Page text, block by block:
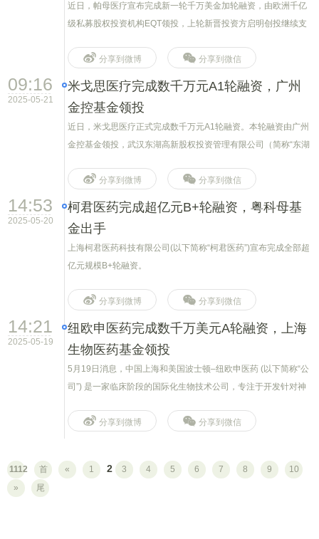
近日，帕母医疗宣布完成新一轮千万美金加轮融资，由欧洲千亿
级私募股权投资机构EQT领投，上轮新晋投资方启明创投继续支
分享到微博
分享到微信
米戈思医疗完成数千万元A1轮融资，广州
金控基金领投
近日，米戈思医疗正式完成数千万元A1轮融资。本轮融资由广州
金控基金领投，武汉东湖高新股权投资管理有限公司（简称“东湖
分享到微博
分享到微信
09:16
2025-05-21
柯君医药完成超亿元B+轮融资，粤科母基
金出手
上海柯君医药科技有限公司(以下简称“柯君医药”)宣布完成全部超
亿元规模B+轮融资。
分享到微博 分享到微信
14:53
2025-05-20
纽欧申医药完成数千万美元A轮融资，上海
生物医药基金领投
5月19日消息，中国上海和美国波士顿–纽欧申医药 (以下简称“公
司”) 是一家临床阶段的国际化生物技术公司，专注于开发针对神
分享到微博
分享到微信
14:21
2025-05-19
1112 首 « 1 2 3 4 5 6 7 8 9
10
»
尾